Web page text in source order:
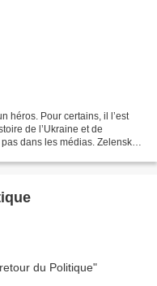
héros. Pour certains, il l’est
de l’Ukraine et de
dans les médias. Zelenskyy